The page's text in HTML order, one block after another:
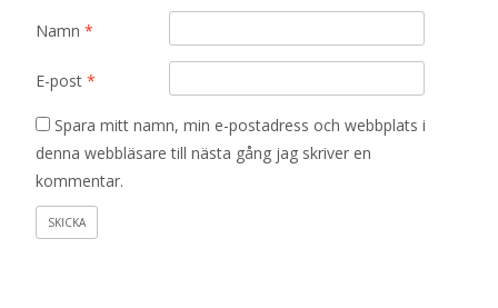
Namn *
E-post *
Spara mitt namn, min e-postadress och webbplats i
denna webbläsare till nästa gång jag skriver en
kommentar.